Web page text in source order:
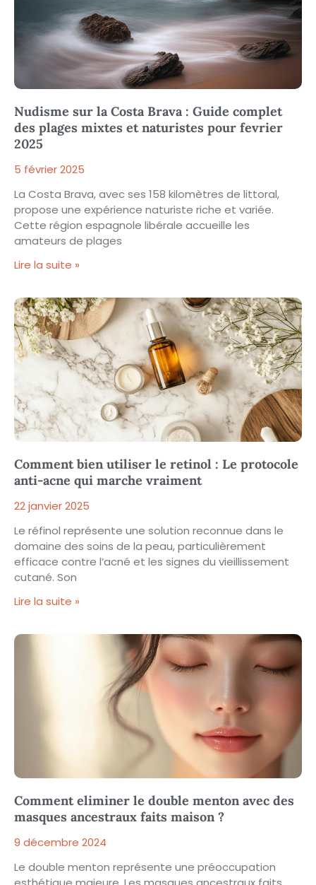
Nudisme sur la Costa Brava : Guide complet
des plages mixtes et naturistes pour fevrier
2025
5 février 2025
La Costa Brava, avec ses 158 kilomètres de littoral,
propose une expérience naturiste riche et variée.
Cette région espagnole libérale accueille les
amateurs de plages
Lire la suite »
Comment bien utiliser le retinol : Le protocole
anti-acne qui marche vraiment
22 janvier 2025
Le réfinol représente une solution reconnue dans le
domaine des soins de la peau, particulièrement
efficace contre l’acné et les signes du vieillissement
cutané. Son
Lire la suite »
Comment eliminer le double menton avec des
masques ancestraux faits maison ?
9 décembre 2024
Le double menton représente une préoccupation